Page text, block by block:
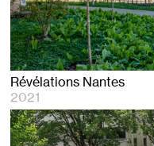
Révélations Nantes
2021